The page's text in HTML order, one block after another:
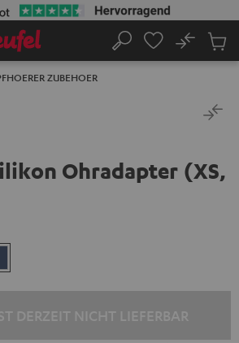
Suche
No
ZUBEHOER
Ohradapter (XS,
Blue